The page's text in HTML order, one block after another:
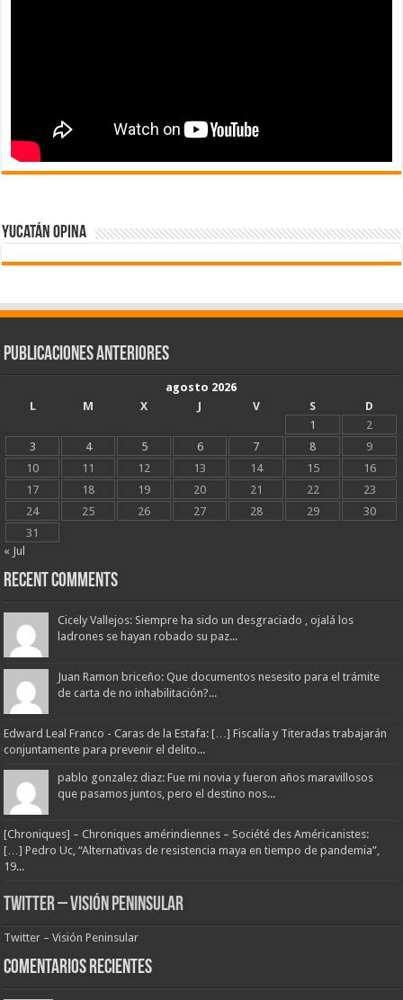
Yucatán Opina
Publicaciones Anteriores
agosto 2026
L
M X J V S
D
1
2
3
4 5 6 7 8
9
10
11 12 13 14 15
16
17
18 19 20 21 22
23
24
25 26 27 28 29
30
31
« Jul
Recent Comments
Cicely Vallejos: Siempre ha sido un desgraciado , ojalá los
ladrones se hayan robado su paz...
Juan Ramon briceño: Que documentos nesesito para el trámite
de carta de no inhabilitación?...
Edward Leal Franco - Caras de la Estafa: […] Fiscalía y Titeradas trabajarán
conjuntamente para prevenir el delito...
pablo gonzalez diaz: Fue mi novia y fueron años maravillosos
que pasamos juntos, pero el destino nos...
[Chroniques] – Chroniques amérindiennes – Société des Américanistes:
[…] Pedro Uc, “Alternativas de resistencia maya en tiempo de pandemia”,
19...
Twitter – Visión Peninsular
Twitter – Visión Peninsular
Comentarios Recientes